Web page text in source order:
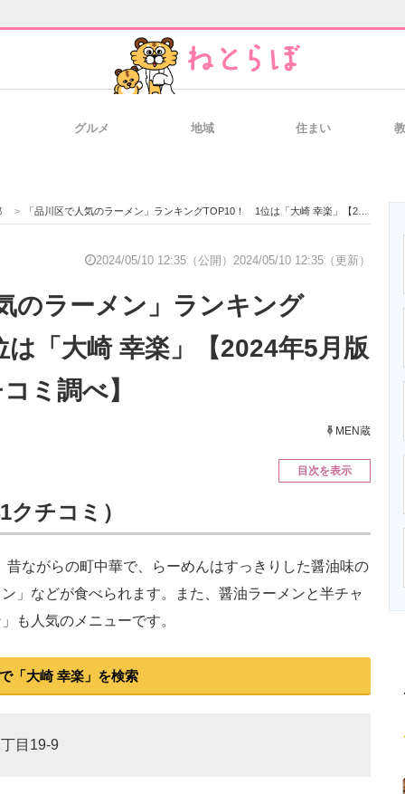
経営リーダー
品の総合サイト IT製品の技術・比較・事例 製造業のIT導入
エネルギーの
グルメ 地域 住まい
> 「品川区で人気のラーメン」ランキングTOP10！ 1位は「大崎 幸楽」【2024年5月版／Googleクチコミ調べ】
2024/05/10 12:35（公開） 2024/05/10 12:35（更新）
のラーメン」ランキング
「大崎 幸楽」【2024年5月版
ミ調べ】
MEN蔵
目次を表示
チコミ）
ながらの町中華で、らーめんはすっきりした醤油味の
」などが食べられます。また、醤油ラーメンと半チャ
も人気のメニューです。
「大崎 幸楽」を検索
目19-9